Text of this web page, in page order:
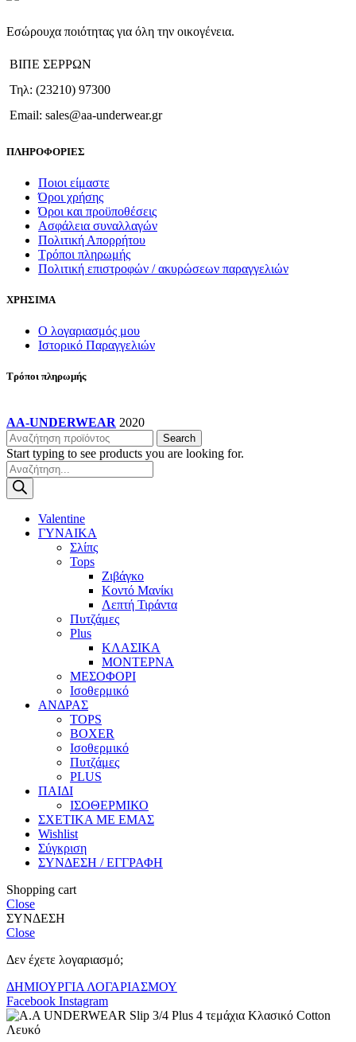
παραλλαγές.
Οι
μπορούν
επιλεγούν
στη
σελίδα
προϊόντος
Εσώρουχα ποιότητας για όλη την οικογένεια.
ΒΙΠΕ ΣΕΡΡΩΝ
Τηλ: (23210) 97300
Email: sales@aa-underwear.gr
ΠΛΗΡΟΦΟΡΙΕΣ
Ποιοι είμαστε
Όροι χρήσης
Όροι και προϋποθέσεις
Ασφάλεια συναλλαγών
Πολιτική Απορρήτου
Τρόποι πληρωμής
Πολιτική επιστροφών / ακυρώσεων παραγγελιών
ΧΡΗΣΙΜΑ
Ο λογαριασμός μου
Ιστορικό Παραγγελιών
Τρόποι πληρωμής
AA-UNDERWEAR 2020
Search
Start typing to see products you are looking for.
Products
search
Valentine
ΓΥΝΑΙΚΑ
Σλίπς
Tops
Ζιβάγκο
Κοντό Μανίκι
Λεπτή Τιράντα
Πυτζάμες
Plus
ΚΛΑΣΙΚΑ
ΜΟΝΤΕΡΝΑ
ΜΕΣΟΦΟΡΙ
Ισοθερμικό
ΑΝΔΡΑΣ
TOPS
BOXER
Ισοθερμικό
Πυτζάμες
PLUS
ΠΑΙΔΙ
ΙΣΟΘΕΡΜΙΚΟ
ΣΧΕΤΙΚΑ ΜΕ ΕΜΑΣ
Wishlist
Σύγκριση
ΣΥΝΔΕΣΗ / ΕΓΓΡΑΦΗ
Shopping cart
Close
ΣΥΝΔΕΣΗ
Close
Δεν έχετε λογαριασμό;
ΔΗΜΙΟΥΡΓΙΑ ΛΟΓΑΡΙΑΣΜΟΥ
Facebook Instagram